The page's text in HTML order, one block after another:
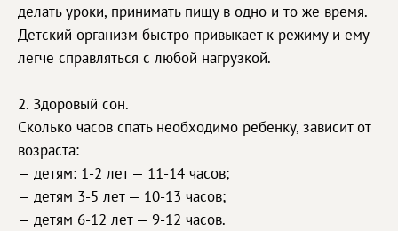
делать уроки, принимать пищу в одно и то же время.
Детский организм быстро привыкает к режиму и ему
легче справляться с любой нагрузкой.
2. Здоровый сон.
Сколько часов спать необходимо ребенку, зависит от
возраста:
— детям: 1-2 лет — 11-14 часов;
— детям 3-5 лет — 10-13 часов;
— детям 6-12 лет — 9-12 часов.